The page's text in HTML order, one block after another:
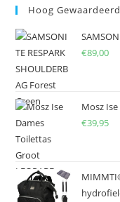
Hoog
€89,00
Mosz
€39,95